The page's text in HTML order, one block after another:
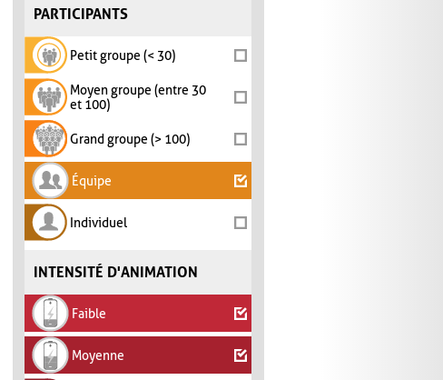
PARTICIPANTS
Petit groupe (< 30)
Moyen groupe (entre 30
et 100)
Grand groupe (> 100)
Équipe
Individuel
INTENSITÉ D'ANIMATION
Faible
Moyenne